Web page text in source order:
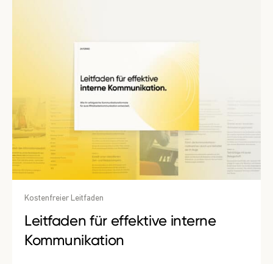
Kostenfreier Leitfaden
Leitfaden für effektive interne
Kommunikation